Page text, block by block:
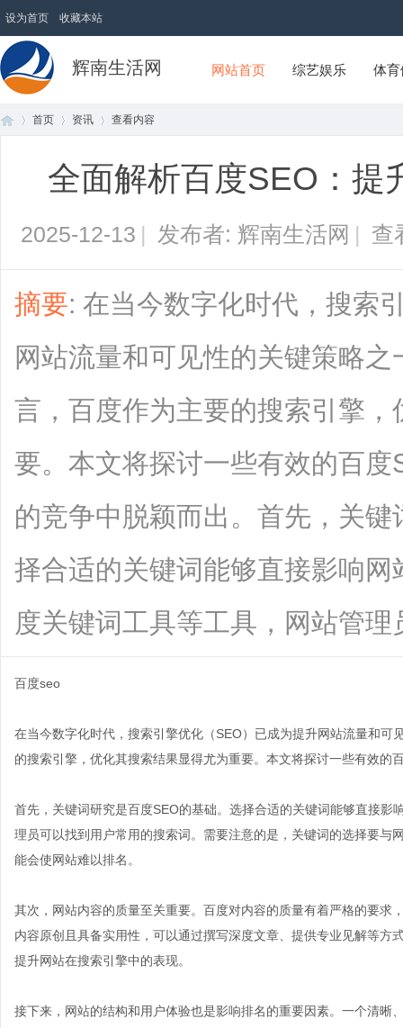
设为首页 收藏本站
辉南生活网 网站首页 综艺娱乐 体
首页 资讯 查看内容
全面解析百度SEO：提
2025-12-13 | 发布者: 辉南生活网 | 查
摘要: 在当今数字化时代，搜索
网站流量和可见性的关键策略
言，百度作为主要的搜索引擎
要。本文将探讨一些有效的百
的竞争中脱颖而出。首先，关
择合适的关键词能够直接影响
度关键词工具等工具，网站管理
百度seo
在当今数字化时代，搜索引擎优化（SEO）已成为提升网站流量和
的搜索引擎，优化其搜索结果显得尤为重要。本文将探讨一些有效的
首先，关键词研究是百度SEO的基础。选择合适的关键词能够直接
理员可以找到用户常用的搜索词。需要注意的是，关键词的选择要与
能会使网站难以排名。
其次，网站内容的质量至关重要。百度对内容的质量有着严格的要求
内容原创且具备实用性，可以通过撰写深度文章、提供专业见解等
提升网站在搜索引擎中的表现。
接下来，网站的结构和用户体验也是影响排名的重要因素。一个清晰